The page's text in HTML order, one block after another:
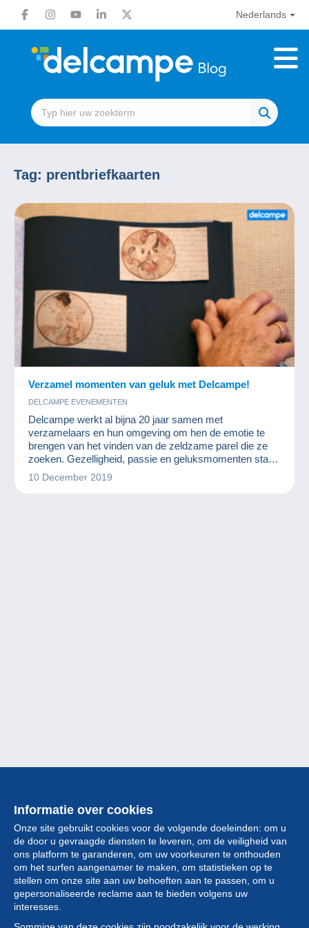
Nederlands
Tag: prentbriefkaarten
Verzamel momenten van geluk met Delcampe!
DELCAMPE EVENEMENTEN
Delcampe werkt al bijna 20 jaar samen met
verzamelaars en hun omgeving om hen de emotie te
brengen van het vinden van de zeldzame parel die ze
zoeken. Gezelligheid, passie en geluksmomenten staan
op het programma van de grootste marktplaats voor
10 December 2019
Informatie over cookies
Onze site gebruikt cookies voor de volgende doeleinden: om u
de door u gevraagde diensten te leveren, om de veiligheid van
ons platform te garanderen, om uw voorkeuren te onthouden
om het surfen aangenamer te maken, om statistieken op te
stellen om onze site aan uw behoeften aan te passen, om u
gepersonaliseerde reclame aan te bieden volgens uw
interesses.
Collectie